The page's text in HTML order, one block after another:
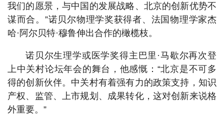
我们的愿景，与中国的发展战略、北京的创新优势不
谋而合。”诺贝尔物理学奖获得者、法国物理学家杰
哈·阿尔贝特·穆鲁伸出合作的橄榄枝。
诺贝尔生理学或医学奖得主巴里·马歇尔再次登
上中关村论坛年会的舞台，他感慨：“北京是不可多
得的创新伙伴。中关村有着强有力的政策支持，知识
产权、监管、上市规划、成果转化，这对创新来说格
外重要。”